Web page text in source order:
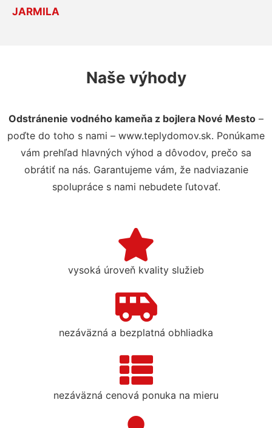
JARMILA
Naše výhody
Odstránenie vodného kameňa z bojlera Nové Mesto –
poďte do toho s nami – www.teplydomov.sk. Ponúkame
vám prehľad hlavných výhod a dôvodov, prečo sa
obrátiť na nás. Garantujeme vám, že nadviazanie
spolupráce s nami nebudete ľutovať.
vysoká úroveň kvality služieb
nezáväzná a bezplatná obhliadka
nezáväzná cenová ponuka na mieru